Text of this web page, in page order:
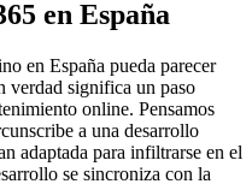
en España
en España pueda parecer
verdad significa un paso
online. Pensamos
a una desarrollo
adaptada para infiltrarse en el
se sincroniza con la